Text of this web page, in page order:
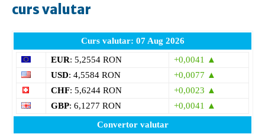
curs valutar
Curs valutar: 07 Aug 2026
EUR: 5,2554 RON
+0,0041 ▲
USD: 4,5584 RON
+0,0077 ▲
CHF: 5,6244 RON
+0,0023 ▲
GBP: 6,1277 RON
+0,0041 ▲
Convertor valutar